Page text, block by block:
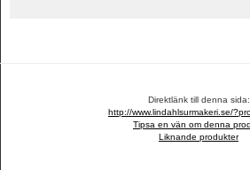
Direktlänk till denna sida:
http://www.lindahlsurmakeri.se/
Tipsa en vän om denna
Liknande produkter